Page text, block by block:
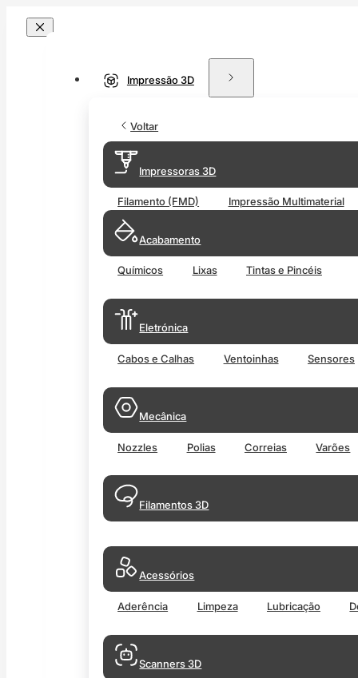
Impressão 3D
Voltar
Impressoras 3D
Filamento (FMD) Impressão Multimaterial
Acabamento
Químicos Lixas Tintas e Pincéis
Eletrónica
Cabos e Calhas Ventoinhas Sensores
Mecânica
Nozzles Polias Correias Varões
Filamentos 3D
Acessórios
Aderência Limpeza Lubricação
Scanners 3D